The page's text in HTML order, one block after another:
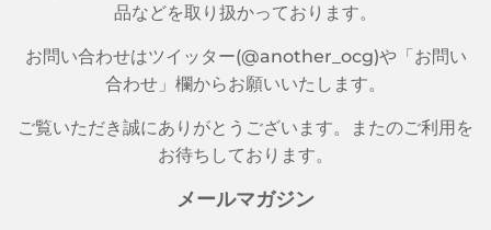
品などを取り扱かっております。
お問い合わせはツイッター(@another_ocg)や「お問い
合わせ」欄からお願いいたします。
ご覧いただき誠にありがとうございます。またのご利用を
お待ちしております。
メールマガジン